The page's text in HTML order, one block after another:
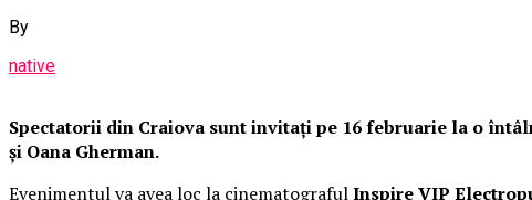
By
native
Spectatorii din Craiova sunt invitați pe 16 februarie la o
și Oana Gherman.
Evenimentul va avea loc la cinematografulInspire VIP